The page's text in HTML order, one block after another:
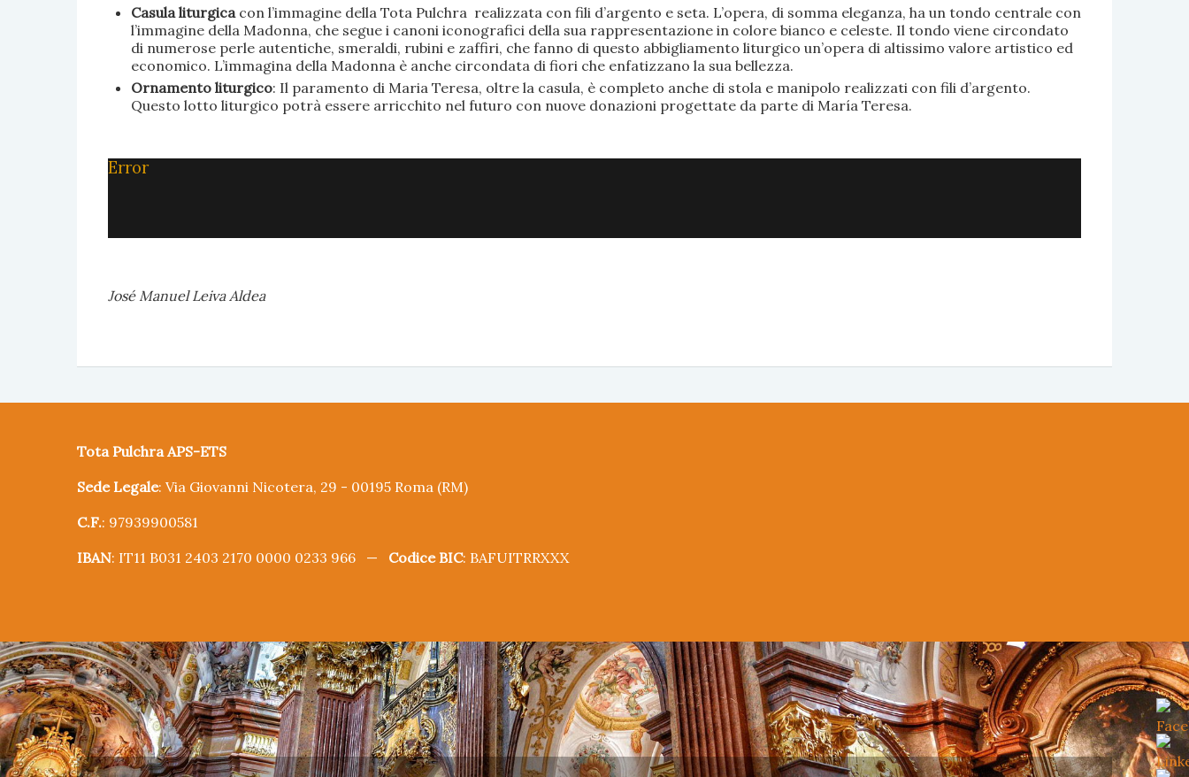
Casula liturgica con l’immagine della Tota Pulchra realizzata con fili d’argento e seta. L’opera, di somma eleganza, ha un tondo centrale con
l’immagine della Madonna, che segue i canoni iconografici della sua rappresentazione in colore bianco e celeste. Il tondo viene circondato
di numerose perle autentiche, smeraldi, rubini e zaffiri, che fanno di questo abbigliamento liturgico un’opera di altissimo valore artistico ed
economico. L’immagina della Madonna è anche circondata di fiori che enfatizzano la sua bellezza.
Ornamento liturgico: Il paramento di Maria Teresa, oltre la casula, è completo anche di stola e manipolo realizzati con fili d’argento.
Questo lotto liturgico potrà essere arricchito nel futuro con nuove donazioni progettate da parte di María Teresa.
Error
José Manuel Leiva Aldea
Tota Pulchra APS-ETS
Sede Legale: Via Giovanni Nicotera, 29 - 00195 Roma (RM)
C.F.: 97939900581
IBAN: IT11 B031 2403 2170 0000 0233 966 — Codice BIC: BAFUITRRXXX